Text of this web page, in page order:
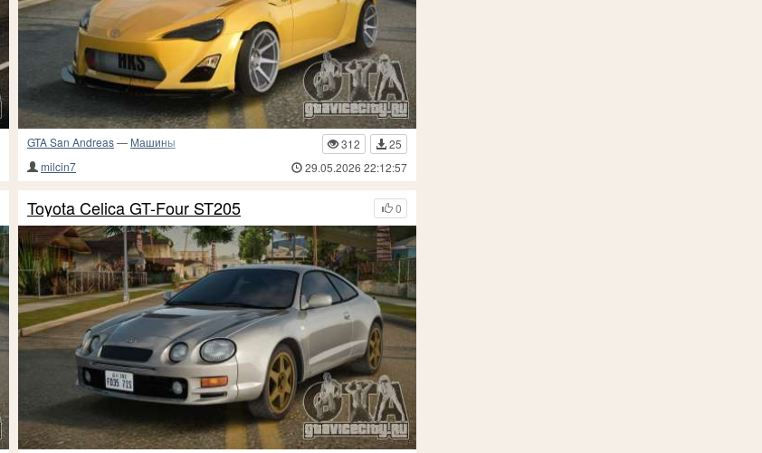
GTA San Andreas— Машины 312
25
milcin7
29.05.2026 22:12:57
0
Toyota Celica GT-Four ST205